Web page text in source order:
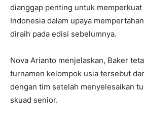
dianggap penting untuk
Indonesia dalam upaya
diraih pada edisi sebelumnya.
Nova Arianto menjelaskan, Baker
turnamen kelompok usia tersebut
dengan tim setelah menyelesaikan
skuad senior.